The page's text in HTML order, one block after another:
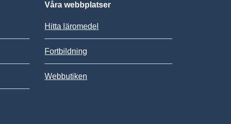
Våra webbplatser
Hitta läromedel
Fortbildning
Webbutiken